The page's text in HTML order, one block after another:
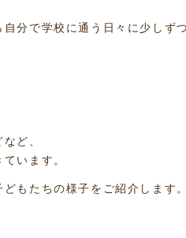
分で学校に通う日々に少しず
ど、
います。
もたちの様子をご紹介します